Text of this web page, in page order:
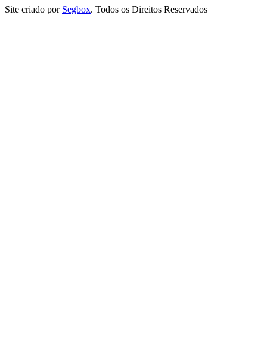
Site criado por Segbox. Todos os Direitos Reservados